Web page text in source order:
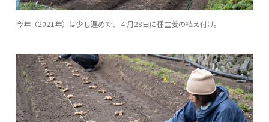
今年（2021年）は少し遅めで、４月28日に種生姜の植え付け。